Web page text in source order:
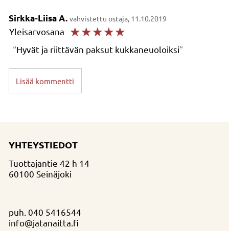
Sirkka-Liisa A. vahvistettu ostaja, 11.10.2019
Yleisarvosana ☆☆☆☆☆
Hyvät ja riittävän paksut kukkaneuoloiksi
Lisää kommentti
YHTEYSTIEDOT
Tuottajantie 42 h 14
60100 Seinäjoki
puh. 040 5416544
info@jatanaitta.fi